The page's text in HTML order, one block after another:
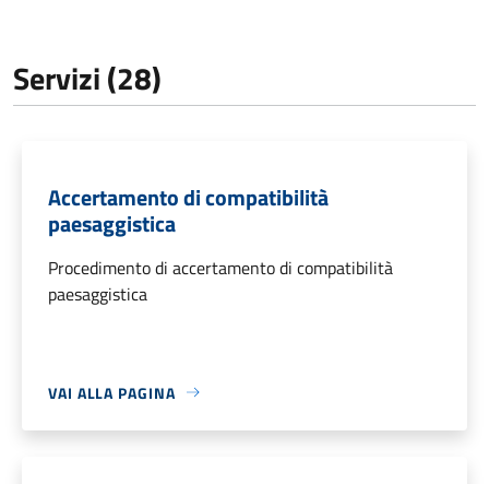
Servizi (28)
Accertamento di compatibilità
paesaggistica
Procedimento di accertamento di compatibilità
paesaggistica
VAI ALLA PAGINA